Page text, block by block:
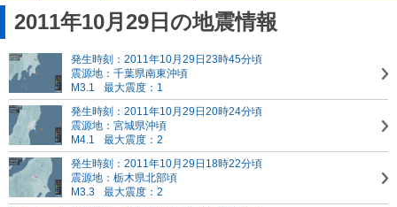
2011年10月29日の地震情報
発生時刻：2011年10月29日23時45分頃
震源地：千葉県南東沖頃
M3.1
最大震度：1
発生時刻：2011年10月29日20時24分頃
震源地：宮城県沖頃
M4.1
最大震度：2
発生時刻：2011年10月29日18時22分頃
震源地：栃木県北部頃
M3.3
最大震度：2